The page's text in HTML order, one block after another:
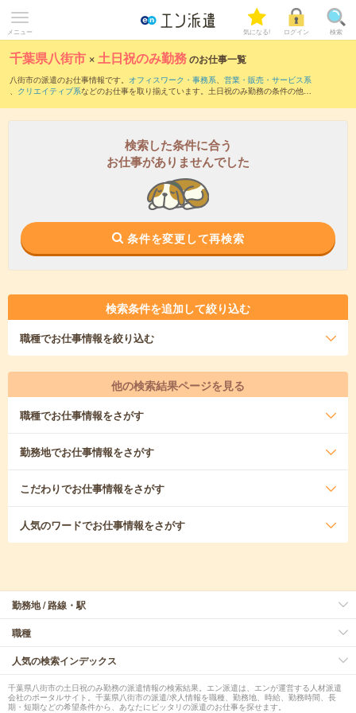
メニュー 気になる! ログイン 検索
千葉県八街市 ×土日祝のみ勤務のお仕事一覧
八街市の派遣のお仕事情報です。 オフィスワーク・事務系、 営業・販売・サービス系
、 クリエイティブ系などのお仕事を取り揃えています。土日祝のみ勤務の条件の他
検索した条件に合う
お仕事がありませんでした
条件を変更して再検索
検索条件を追加して絞り込む
職種でお仕事情報を絞り込む
他の検索結果ページを見る
職種でお仕事情報をさがす
勤務地でお仕事情報をさがす
こだわりでお仕事情報をさがす
人気のワードでお仕事情報をさがす
勤務地 / 路線・駅
職種
人気の検索インデックス
千葉県八街市の土日祝のみ勤務の派遣情報の検索結果。エン派遣は、エンが運営する人材派遣
会社のポータルサイト。千葉県八街市の派遣/求人情報を職種、勤務地、時給、勤務時間、長
期・短期などの希望条件から、あなたにピッタリの派遣のお仕事を探せます。